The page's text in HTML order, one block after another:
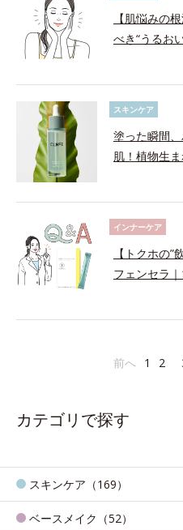
【肌悩みの
べき“うるお
スキンケア
塗った瞬間
肌！植物生
インナーケア
【トクホの”
フェンセラ
前へ 1 2
カテゴリで探す
スキンケア（169）
ベースメイク（52）